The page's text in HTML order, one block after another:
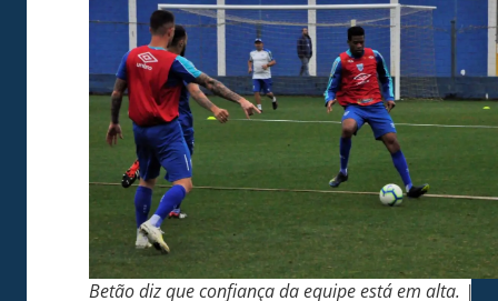
Betão diz que confiança da equipe está em alta. |